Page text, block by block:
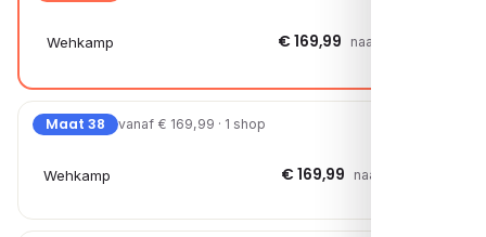
Wehkamp € 169,99 naar shop →
Maat 38 vanaf € 169,99 · 1 shop
Wehkamp € 169,99 naar shop →